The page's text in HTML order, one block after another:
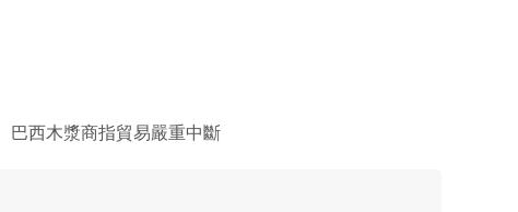
巴西木漿商指貿易嚴重中斷